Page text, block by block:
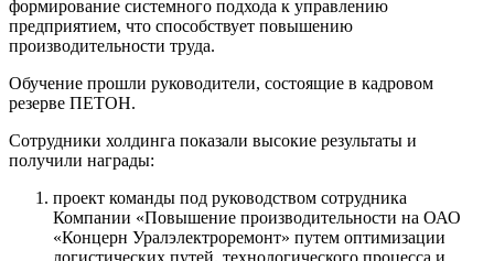
формирование системного подхода к управлению
предприятием, что способствует повышению
производительности труда.
Обучение прошли руководители, состоящие в кадровом
резерве ПЕТОН.
Сотрудники холдинга показали высокие результаты и
получили награды:
проект команды под руководством сотрудника
Компании «Повышение производительности на ОАО
«Концерн Уралэлектроремонт» путем оптимизации
логистических путей, технологического процесса и